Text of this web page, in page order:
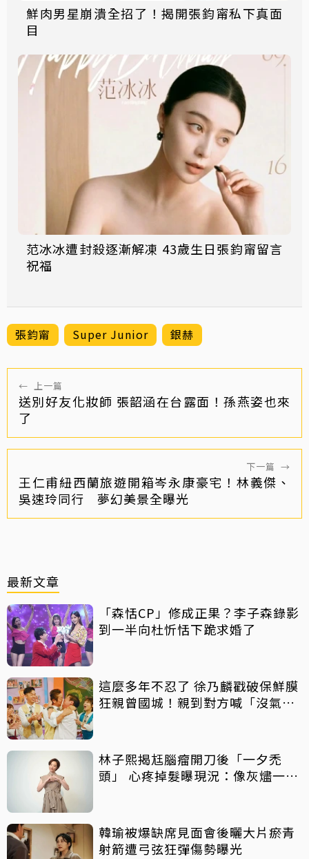
鮮肉男星崩潰全招了！揭開張鈞甯私下真面
目
范冰冰遭封殺逐漸解凍 43歲生日張鈞甯留言
祝福
張鈞甯 Super Junior 銀赫
← 上一篇
送別好友化妝師 張韶涵在台露面！孫燕姿也來
了
下一篇 →
王仁甫紐西蘭旅遊開箱岑永康豪宅！林義傑、
吳速玲同行 夢幻美景全曝光
最新文章
「森恬CP」修成正果？李子森錄影
到一半向杜忻恬下跪求婚了
這麼多年不忍了 徐乃麟戳破保鮮膜
狂親曾國城！親到對方喊「沒氣
林子熙揭尪腦瘤開刀後「一夕禿
頭」 心疼掉髮曝現況：像灰燼一直
韓瑜被爆缺席見面會後曬大片瘀青
射箭遭弓弦狂彈傷勢曝光